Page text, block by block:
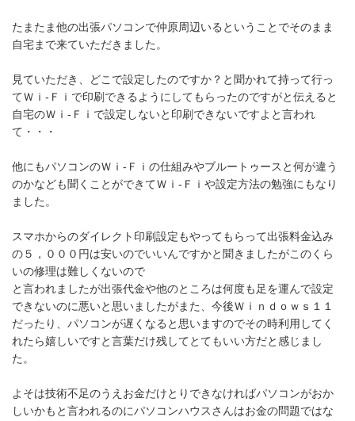
たまたま他の出張パソコンで仲原周辺いるということでそのまま
自宅まで来ていただきました。
見ていただき、どこで設定したのですか？と聞かれて持って行っ
てＷｉ-Ｆｉで印刷できるようにしてもらったのですがと伝えると
自宅のＷｉ-Ｆｉで設定しないと印刷できないですよと言われ
て・・・
他にもパソコンのＷｉ-Ｆｉの仕組みやブルートゥースと何が違う
のかなども聞くことができてＷｉ-Ｆｉや設定方法の勉強にもなり
ました。
スマホからのダイレクト印刷設定もやってもらって出張料金込み
の５，０００円は安いのでいいんですかと聞きましたがこのくら
いの修理は難しくないので
と言われましたが出張代金や他のところは何度も足を運んで設定
できないのに悪いと思いましたがまた、今後Ｗｉｎｄｏｗｓ１１
だったり、パソコンが遅くなると思いますのでその時利用してく
れたら嬉しいですと言葉だけ残してとてもいい方だと感じまし
た。
よそは技術不足のうえお金だけとりできなければパソコンがおか
しいかもと言われるのにパソコンハウスさんはお金の問題ではな